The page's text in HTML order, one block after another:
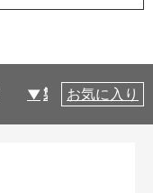
製品仕様
お気に入り